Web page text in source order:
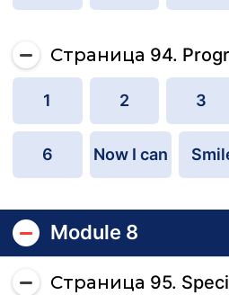
Страница 94.
1 2 3
6 Now I can
Module 8
Страница 95.